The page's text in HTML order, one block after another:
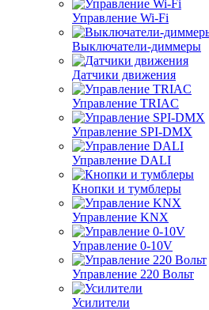
Управление Wi-Fi
Выключатели-диммеры
Датчики движения
Управление TRIAC
Управление SPI-DMX
Управление DALI
Кнопки и тумблеры
Управление KNX
Управление 0-10V
Управление 220 Вольт
Усилители